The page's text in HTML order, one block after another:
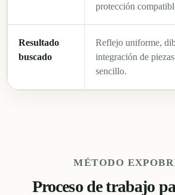
protección
Resultado
buscado
Reflejo uniforme,
integración de
sencillo.
MÉTODO
Proceso de trabajo